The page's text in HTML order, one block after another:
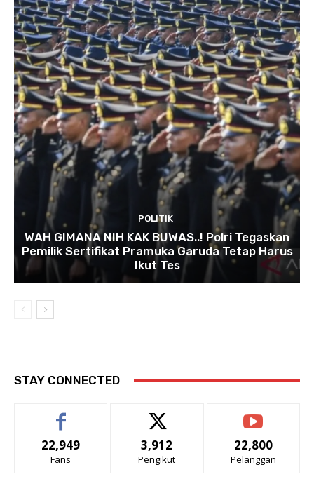
POLITIK
WAH GIMANA NIH KAK BUWAS..! Polri Tegaskan
Pemilik Sertifikat Pramuka Garuda Tetap Harus
Ikut Tes
STAY CONNECTED
22,949
Fans
3,912
Pengikut
22,800
Pelanggan